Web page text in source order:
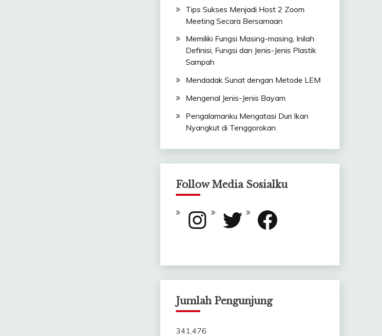
Tips Sukses Menjadi Host 2 Zoom
Meeting Secara Bersamaan
Memiliki Fungsi Masing-masing, Inilah
Definisi, Fungsi dan Jenis-Jenis Plastik
Sampah
Mendadak Sunat dengan Metode LEM
Mengenal Jenis-Jenis Bayam
Pengalamanku Mengatasi Duri Ikan
Nyangkut di Tenggorokan
Follow Media Sosialku
Instagram Twitter Facebook
Jumlah Pengunjung
341,476